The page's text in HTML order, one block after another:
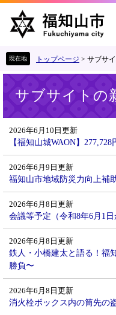
本
トップページ > サブサ
サブサイトの
2026年6月10日更新
【福知山城WAON】
2026年6月9日更新
福知山市地域防災力向上補
2026年6月8日更新
会議等予定（令和8年6月1日
2026年6月8日更新
鉄人・小橋建太と語る！福
勝負〜
2026年6月8日更新
消火栓ボックス内の筒先の